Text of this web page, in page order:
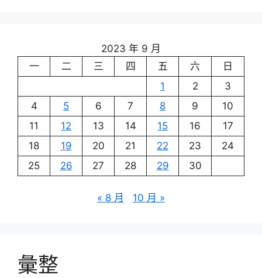
2023 年 9 月
一
二 三 四 五 六
日
1
2
3
4
5 6 7 8 9
10
11
12 13 14 15 16
17
18
19 20 21 22 23
24
25
26 27 28 29 30
« 8 月 10 月 »
彙整